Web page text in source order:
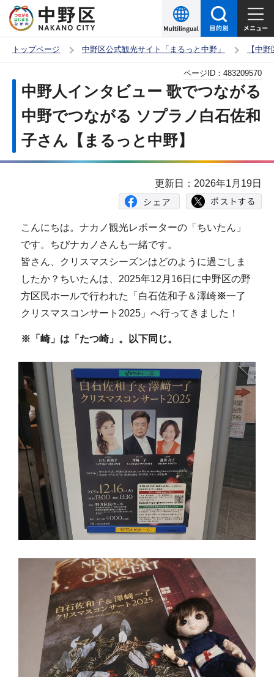
の
ー
す
トップページ 中野区公式観光サイト「まるっと中野」 【中
中野人インタビュー 歌でつながる
中野でつながる ソプラノ白石佐和
子さん【まるっと中野】
ページID： 483209570
更新日：2026年1月19日
こんにちは。ナカノ観光レポーターの「ちいたん」
です。ちびナカノさんも一緒です。
皆さん、クリスマスシーズンはどのように過ごしま
したか？ちいたんは、2025年12月16日に中野区の野
方区民ホールで行われた「白石佐和子＆澤崎※一了
クリスマスコンサート2025」へ行ってきました！
※「崎」は「たつ崎」。以下同じ。